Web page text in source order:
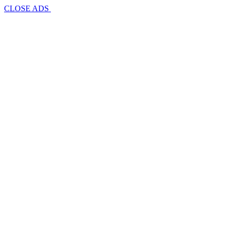
CLOSE ADS